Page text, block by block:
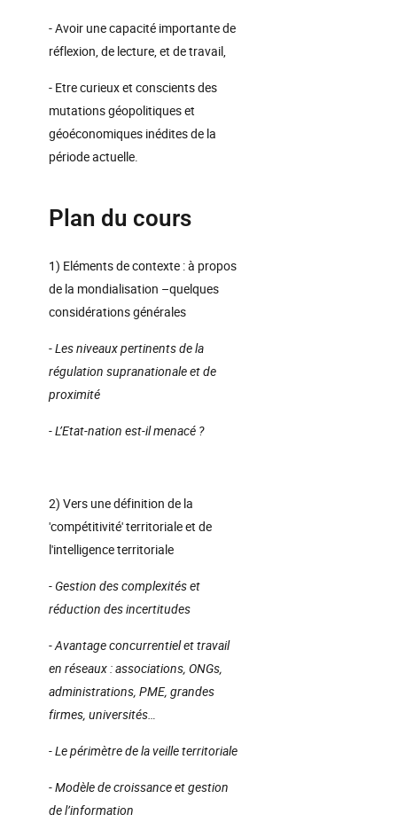
- Avoir une capacité importante de
réflexion, de lecture, et de travail,
- Etre curieux et conscients des
mutations géopolitiques et
géoéconomiques inédites de la
période actuelle.
Plan du cours
1) Eléments de contexte : à propos
de la mondialisation –quelques
considérations générales
- Les niveaux pertinents de la
régulation supranationale et de
proximité
- L’Etat-nation est-il menacé ?
2) Vers une définition de la
'compétitivité' territoriale et de
l'intelligence territoriale
- Gestion des complexités et
réduction des incertitudes
- Avantage concurrentiel et travail
en réseaux : associations, ONGs,
administrations, PME, grandes
firmes, universités…
- Le périmètre de la veille territoriale
- Modèle de croissance et gestion
de l’information